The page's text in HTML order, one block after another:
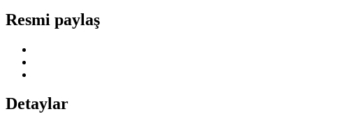
Resmi paylaş
Detaylar